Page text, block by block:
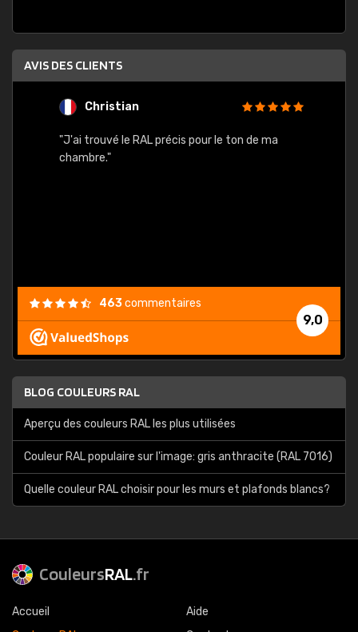
AVIS DES CLIENTS
Christian
"J'ai trouvé le RAL précis pour le ton de ma
chambre."
9,0
463commentaires
BLOG COULEURS RAL
Aperçu des couleurs RAL les plus utilisées
Couleur RAL populaire sur l'image: gris anthracite (RAL 7016)
Quelle couleur RAL choisir pour les murs et plafonds blancs?
CouleursRAL.fr
Accueil
Aide